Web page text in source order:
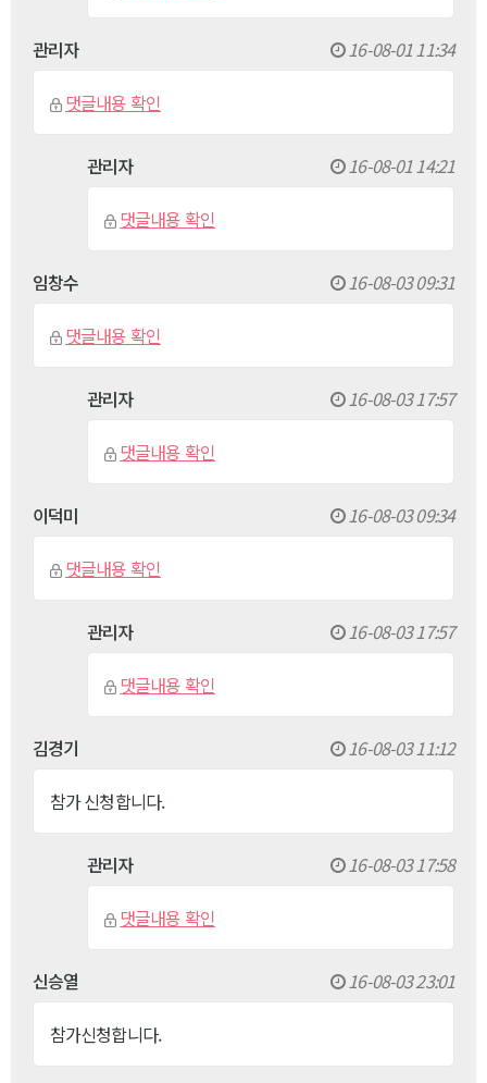
관리자 16-08-01 11:34
댓글내용 확인
관리자 16-08-01 14:21
댓글내용 확인
임창수 16-08-03 09:31
댓글내용 확인
관리자 16-08-03 17:57
댓글내용 확인
이덕미 16-08-03 09:34
댓글내용 확인
관리자 16-08-03 17:57
댓글내용 확인
김경기 16-08-03 11:12
참가 신청합니다.
관리자 16-08-03 17:58
댓글내용 확인
신승열 16-08-03 23:01
참가신청합니다.